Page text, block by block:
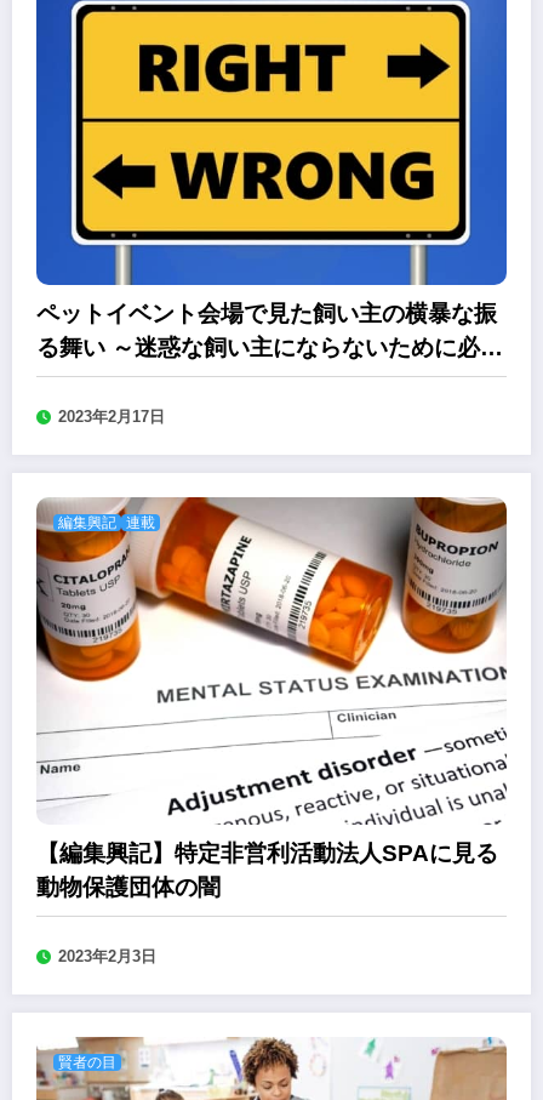
ペットイベント会場で見た飼い主の横暴な振
る舞い ～迷惑な飼い主にならないために必要
なこととは
2023年2月17日
編集興記 連載
【編集興記】特定非営利活動法人SPAに見る
動物保護団体の闇
2023年2月3日
賢者の目